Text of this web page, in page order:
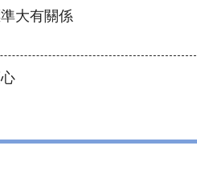
大有關係